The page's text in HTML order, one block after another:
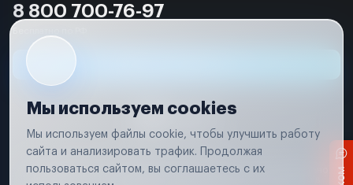
8 800 700-76-97
Условия использования
Вся информация, представленная на сайте, носит исключительно
Мы используем cookies
Мы используем файлы cookie, чтобы улучшить работу
сайта и анализировать трафик. Продолжая
пользоваться сайтом, вы соглашаетесь с их